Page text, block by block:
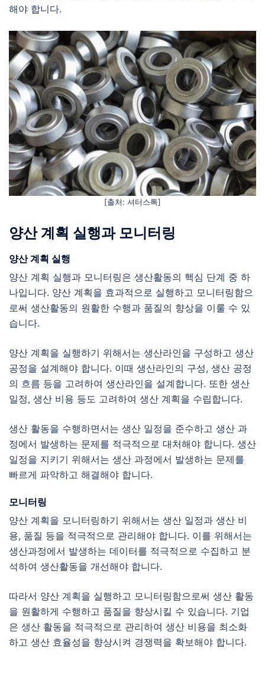
해야 합니다.
[출처: 셔터스톡]
양산 계획 실행과 모니터링
양산 계획 실행
양산 계획 실행과 모니터링은 생산활동의 핵심 단계 중 하
나입니다. 양산 계획을 효과적으로 실행하고 모니터링함으
로써 생산활동의 원활한 수행과 품질의 향상을 이룰 수 있
습니다.
양산 계획을 실행하기 위해서는 생산라인을 구성하고 생산
공정을 설계해야 합니다. 이때 생산라인의 구성, 생산 공정
의 흐름 등을 고려하여 생산라인을 설계합니다. 또한 생산
일정, 생산 비용 등도 고려하여 생산 계획을 수립합니다.
생산 활동을 수행하면서는 생산 일정을 준수하고 생산 과
정에서 발생하는 문제를 적극적으로 대처해야 합니다. 생산
일정을 지키기 위해서는 생산 과정에서 발생하는 문제를
빠르게 파악하고 해결해야 합니다.
모니터링
양산 계획을 모니터링하기 위해서는 생산 일정과 생산 비
용, 품질 등을 적극적으로 관리해야 합니다. 이를 위해서는
생산과정에서 발생하는 데이터를 적극적으로 수집하고 분
석하여 생산활동을 개선해야 합니다.
따라서 양산 계획을 실행하고 모니터링함으로써 생산 활동
을 원활하게 수행하고 품질을 향상시킬 수 있습니다. 기업
은 생산 활동을 적극적으로 관리하여 생산 비용을 최소화
하고 생산 효율성을 향상시켜 경쟁력을 확보해야 합니다.